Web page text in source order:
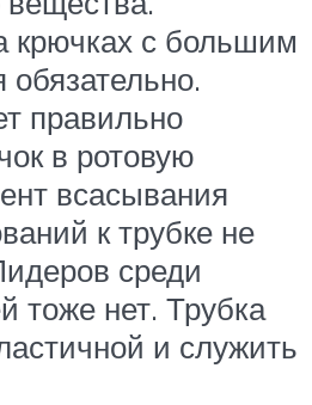
крючках с большим
обязательно.
правильно
в ротовую
всасывания
к трубке не
среди
тоже нет. Трубка
и служить